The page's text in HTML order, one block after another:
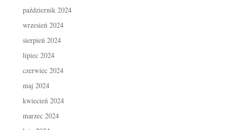
październik 2024
wrzesień 2024
sierpień 2024
lipiec 2024
czerwiec 2024
maj 2024
kwiecień 2024
marzec 2024